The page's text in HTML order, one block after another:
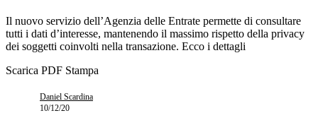
Il nuovo servizio dell’Agenzia delle Entrate permette di consultare
tutti i dati d’interesse, mantenendo il massimo rispetto della privacy
dei soggetti coinvolti nella transazione. Ecco i dettagli
Scarica PDF Stampa
Daniel Scardina
10/12/20